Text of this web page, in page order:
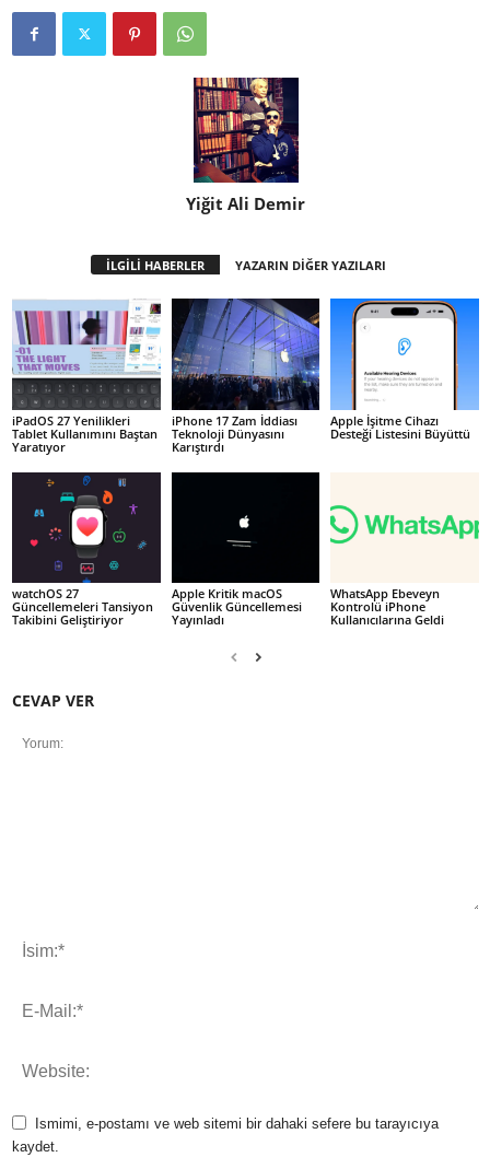
Yiğit Ali Demir
İLGİLİ HABERLER YAZARIN DİĞER YAZILARI
iPadOS 27 Yenilikleri
Tablet Kullanımını Baştan
Yaratıyor
iPhone 17 Zam İddiası
Teknoloji Dünyasını
Karıştırdı
Apple İşitme Cihazı
Desteği Listesini Büyüttü
watchOS 27
Güncellemeleri Tansiyon
Takibini Geliştiriyor
Apple Kritik macOS
Güvenlik Güncellemesi
Yayınladı
WhatsApp Ebeveyn
Kontrolü iPhone
Kullanıcılarına Geldi
CEVAP VER
Ismimi, e-postamı ve web sitemi bir dahaki sefere bu tarayıcıya
kaydet.